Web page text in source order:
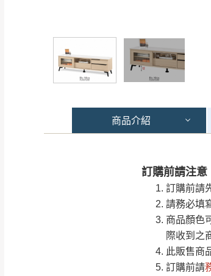
商品介紹
訂購前請注意
訂購前請
請務必填
商品顏色
際收到之
此販售商
訂購前請
注意事
由
若商品
接
（